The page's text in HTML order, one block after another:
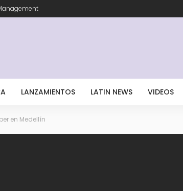
LANZAMIENTOS LATIN NEWS VIDEOS
en Medellín